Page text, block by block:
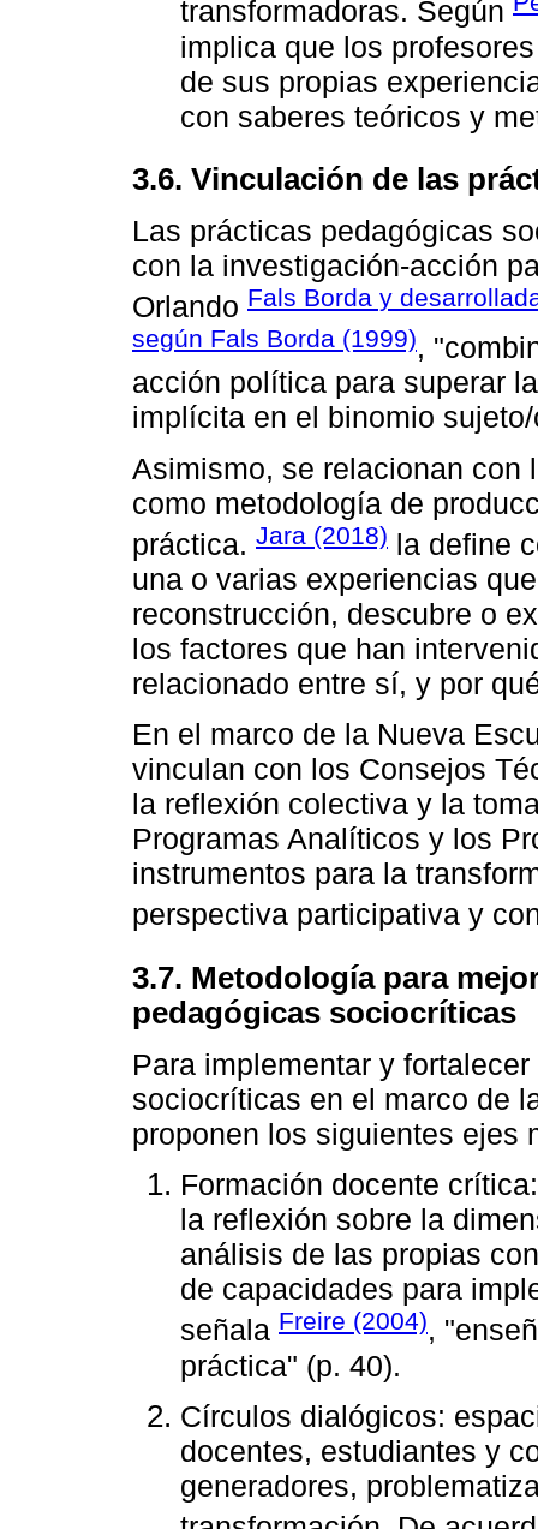
transformadoras. Según
implica que los
de sus propias
con saberes teóricos y
3.6. Vinculación de las
Las prácticas pedagógicas
con la investigación-acción
Orlando Fals Borda y
según Fals Borda (1999),
acción política para superar
implícita en el binomio
Asimismo, se relacionan con
como metodología de
práctica. Jara (2018) la define
una o varias experiencias
reconstrucción, descubre o
los factores que han
relacionado entre sí, y por
En el marco de la Nueva
vinculan con los Consejos
la reflexión colectiva y la
Programas Analíticos y los
instrumentos para la
perspectiva participativa y
3.7. Metodología para
pedagógicas sociocríticas
Para implementar y
sociocríticas en el marco de
proponen los siguientes ejes
Formación docente
la reflexión sobre la
análisis de las propias
de capacidades para
señala Freire (2004),
práctica" (p. 40).
Círculos dialógicos:
docentes, estudiantes y
generadores,